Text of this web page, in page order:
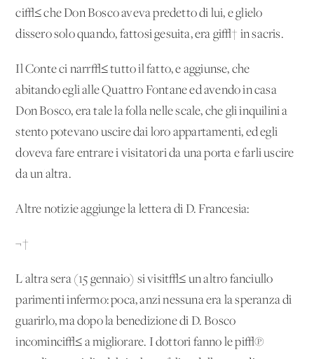
ci√≤ che Don Bosco aveva predetto di lui, e glielo
dissero solo quando, fattosi gesuita, era gi√† in sacris.
Il Conte ci narr√≤ tutto il fatto, e aggiunse, che
abitando egli alle Quattro Fontane ed avendo in casa
Don Bosco, era tale la folla nelle scale, che gli inquilini a
stento potevano uscire dai loro appartamenti, ed egli
doveva fare entrare i visitatori da una porta e farli uscire
da un'altra.
Altre notizie aggiunge la lettera di D. Francesia:
¬†
L'altra sera (15 gennaio) si visit√≤ un altro fanciullo
parimenti infermo: poca, anzi nessuna era la speranza di
guarirlo, ma dopo la benedizione di D. Bosco
incominci√≤ a migliorare. I dottori fanno le pi√π